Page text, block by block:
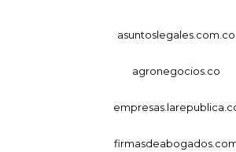
asuntoslegales.com.co
agronegocios.co